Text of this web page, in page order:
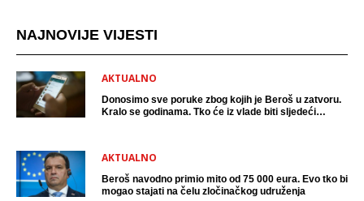
NAJNOVIJE VIJESTI
AKTUALNO
Donosimo sve poruke zbog kojih je Beroš u zatvoru.
Kralo se godinama. Tko će iz vlade biti sljedeći
AKTUALNO
Beroš navodno primio mito od 75 000 eura. Evo tko bi
mogao stajati na čelu zločinačkog udruženja